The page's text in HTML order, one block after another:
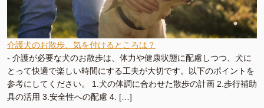
介護犬のお散歩、気を付けるところは？
- 介護が必要な犬のお散歩は、体力や健康状態に配慮しつつ、犬に
とって快適で楽しい時間にする工夫が大切です。以下のポイントを
参考にしてください。 1.犬の体調に合わせた散歩の計画 2.歩行補助
具の活用 3.安全性への配慮 4. […]